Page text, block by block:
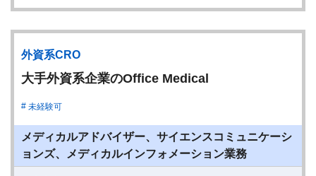
外資系CRO
大手外資系企業のOffice Medical
未経験可
メディカルアドバイザー、サイエンスコミュニケーシ
ョンズ、メディカルインフォメーション業務